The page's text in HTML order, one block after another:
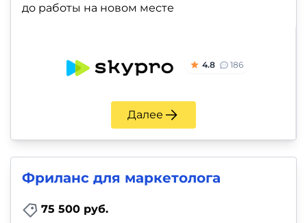
до работы на новом месте
4.8 186
Далее
Фриланс для маркетолога
75 500 руб.